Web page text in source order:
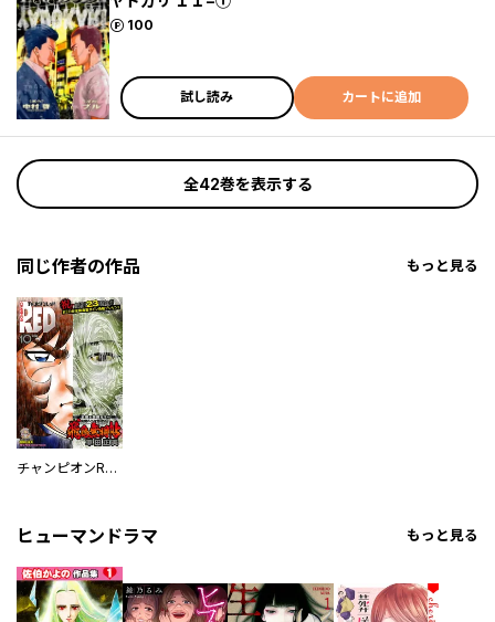
100
ポイント
試し読み カートに追加
全42巻を表示する
同じ作者の作品 もっと見る
チャンピオンRED
ヒューマンドラマ もっと見る